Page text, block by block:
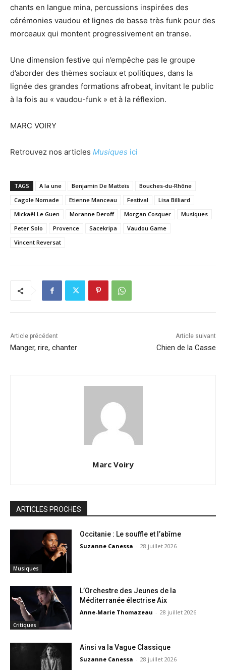
chants en langue mina, percussions inspirées des
cérémonies vaudou et lignes de basse très funk pour des
morceaux qui montent progressivement en transe.
Une dimension festive qui n’empêche pas le groupe
d’aborder des thèmes sociaux et politiques, dans la
lignée des grandes formations afrobeat, invitant le public
à la fois au « vaudou-funk » et à la réflexion.
MARC VOIRY
Retrouvez nos articles Musiques ici
TAGS A la une Benjamin De Matteïs
Bouches-du-Rhône
Cagole Nomade
Etienne Manceau Festival
Lisa Billiard
Mickaël Le Guen
Moranne Deroff Morgan Cosquer
Musiques
Peter Solo
Provence Sacekripa
Vaudou Game
Vincent Reversat
Article précédent
Manger, rire, chanter
Article suivant
Chien de la Casse
Marc Voiry
ARTICLES PROCHES
Musiques
Occitanie : Le souffle et l’abîme
Suzanne Canessa - 28 juillet 2026
Critiques
L’Orchestre des Jeunes de la
Méditerranée électrise Aix
Anne-Marie Thomazeau - 28 juillet 2026
Ainsi va la Vague Classique
Suzanne Canessa - 28 juillet 2026